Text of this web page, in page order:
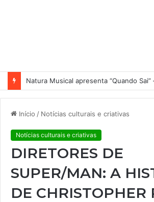
Início / Notícias culturais e criativas
Notícias culturais e criativas
DIRETORES DE
SUPER/MAN: A
DE CHRISTOPHER